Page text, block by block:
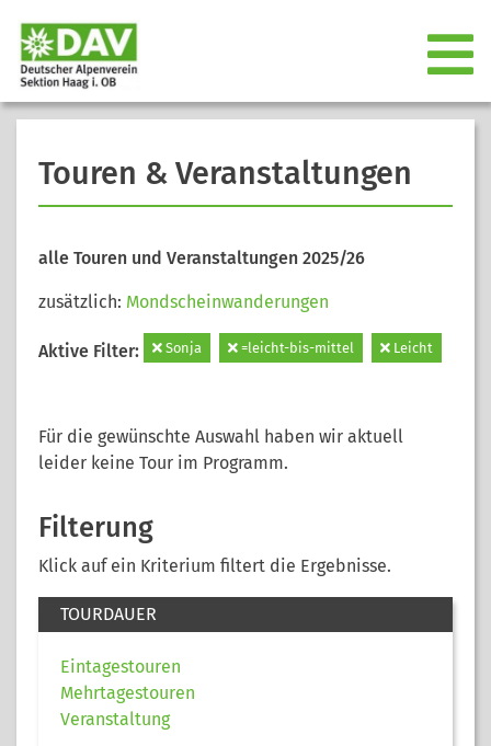
Touren & Veranstaltungen
alle Touren und Veranstaltungen 2025/26
zusätzlich: Mondscheinwanderungen
Aktive Filter: Sonja =leicht-bis-mittel Leicht
Für die gewünschte Auswahl haben wir aktuell
leider keine Tour im Programm.
Filterung
Klick auf ein Kriterium filtert die Ergebnisse.
TOURDAUER
Eintagestouren
Mehrtagestouren
Veranstaltung